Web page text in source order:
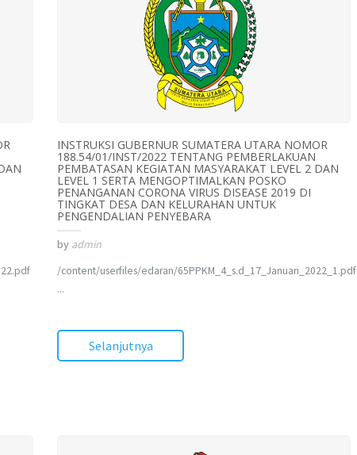
INSTRUKSI GUBERNUR SUMATERA UTARA NOMOR
188.54/01/INST/2022 TENTANG PEMBERLAKUAN
PEMBATASAN KEGIATAN MASYARAKAT LEVEL 2 DAN
LEVEL 1 SERTA MENGOPTIMALKAN POSKO
PENANGANAN CORONA VIRUS DISEASE 2019 DI
TINGKAT DESA DAN KELURAHAN UNTUK
PENGENDALIAN PENYEBARA
by admin
/content/userfiles/edaran/65PPKM_4_s.d_17_Januari_2022_1.pdf
...
Selanjutnya